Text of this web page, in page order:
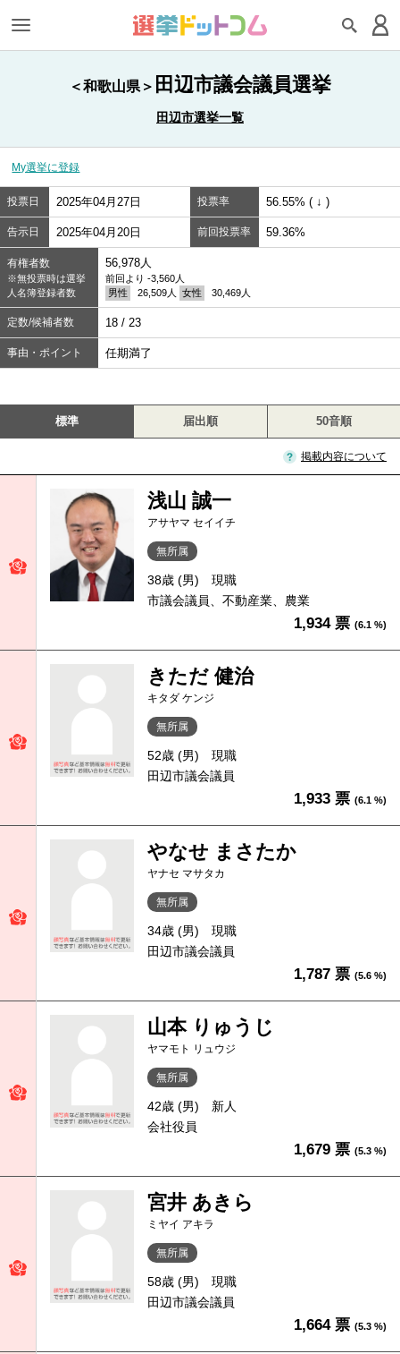
＜和歌山県＞ 田辺市議会議員選挙
田辺市選挙一覧
My選挙に登録
投票日 2025年04月27日 投票率 56.55% ( ↓ )
告示日 2025年04月20日 前回投票率 59.36%
有権者数
※無投票時は選挙
人名簿登録者数
56,978人
前回より -3,560人
男性
26,509人 女性 30,469人
定数/候補者数 18 / 23
事由・ポイント 任期満了
標準 届出順 50音順
掲載内容について
浅山 誠一
アサヤマ セイイチ
無所属
38歳 (男)
現職
市議会議員、不動産業、農業
1,934 票 (6.1 %)
きただ 健治
キタダ ケンジ
無所属
52歳 (男)
現職
田辺市議会議員
1,933 票 (6.1 %)
やなせ まさたか
ヤナセ マサタカ
無所属
34歳 (男)
現職
田辺市議会議員
1,787 票 (5.6 %)
山本 りゅうじ
ヤマモト リュウジ
無所属
42歳 (男)
新人
会社役員
1,679 票 (5.3 %)
宮井 あきら
ミヤイ アキラ
無所属
58歳 (男)
現職
田辺市議会議員
1,664 票 (5.3 %)